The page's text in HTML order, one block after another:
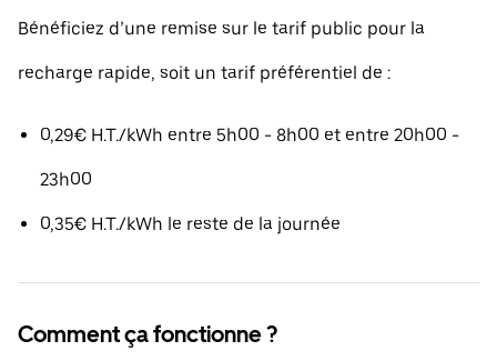
Bénéficiez d’une remise sur le tarif public pour la
recharge rapide, soit un tarif préférentiel de :
0,29€ H.T./kWh entre 5h00 - 8h00 et entre 20h00 -
23h00
0,35€ H.T./kWh le reste de la journée
Comment ça fonctionne ?